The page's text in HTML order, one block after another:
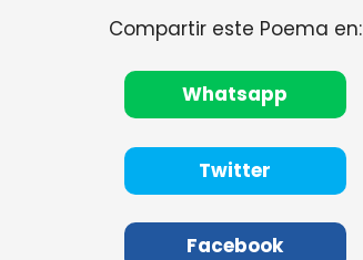
Compartir este Poema en:
Whatsapp
Twitter
Facebook